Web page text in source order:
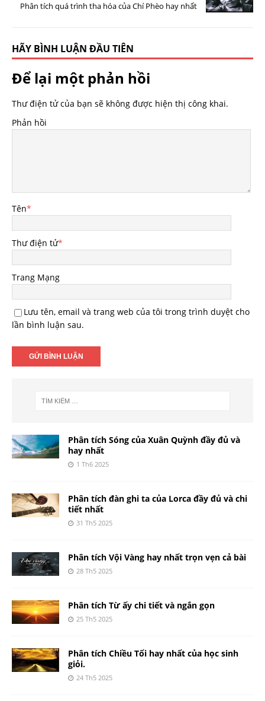
Phân tích quá trình tha hóa của Chí Phèo hay nhất
HÃY BÌNH LUẬN ĐẦU TIÊN
Để lại một phản hồi
Thư điện tử của bạn sẽ không được hiện thị công khai.
Phản hồi
Tên*
Thư điện tử*
Trang Mạng
Lưu tên, email và trang web của tôi trong trình duyệt cho
lần bình luận sau.
Phân tích Sóng của Xuân Quỳnh đầy đủ và
hay nhất
1 Th6 2025
Phân tích đàn ghi ta của Lorca đầy đủ và chi
tiết nhất
31 Th5 2025
Phân tích Vội Vàng hay nhất trọn vẹn cả bài
28 Th5 2025
Phân tích Từ ấy chi tiết và ngắn gọn
25 Th5 2025
Phân tích Chiều Tối hay nhất của học sinh
giỏi.
24 Th5 2025